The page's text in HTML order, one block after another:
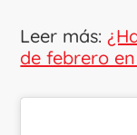
Leer más:
de febrero